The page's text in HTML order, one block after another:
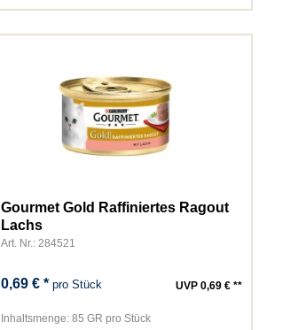
Gourmet Gold Raffiniertes Ragout
Lachs
Art. Nr.: 284521
0,69 € *pro Stück UVP 0,69 € **
Inhaltsmenge: 85 GR pro Stück